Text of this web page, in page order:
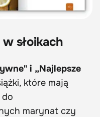
słoikach
i „Najlepsze
które mają
marynat czy